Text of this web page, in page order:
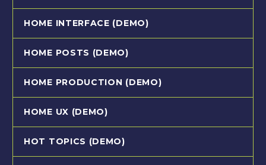
HOME INTERFACE (DEMO)
HOME POSTS (DEMO)
HOME PRODUCTION (DEMO)
HOME UX (DEMO)
HOT TOPICS (DEMO)